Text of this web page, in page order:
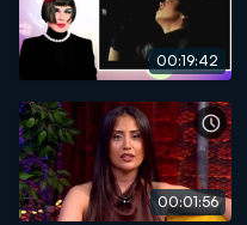
00:19:42
00:01:56